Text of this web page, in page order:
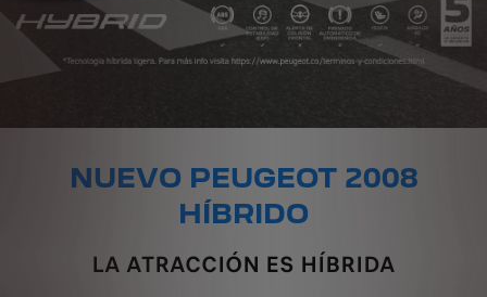
NUEVO PEUGEOT 2008
HÍBRIDO
LA ATRACCIÓN ES HÍBRIDA